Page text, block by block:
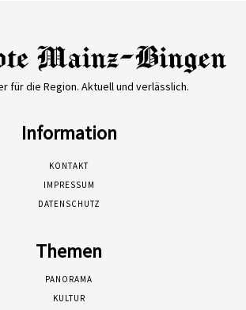
für die Region. Aktuell und verlässlich.
Information
KONTAKT
IMPRESSUM
DATENSCHUTZ
Themen
PANORAMA
KULTUR